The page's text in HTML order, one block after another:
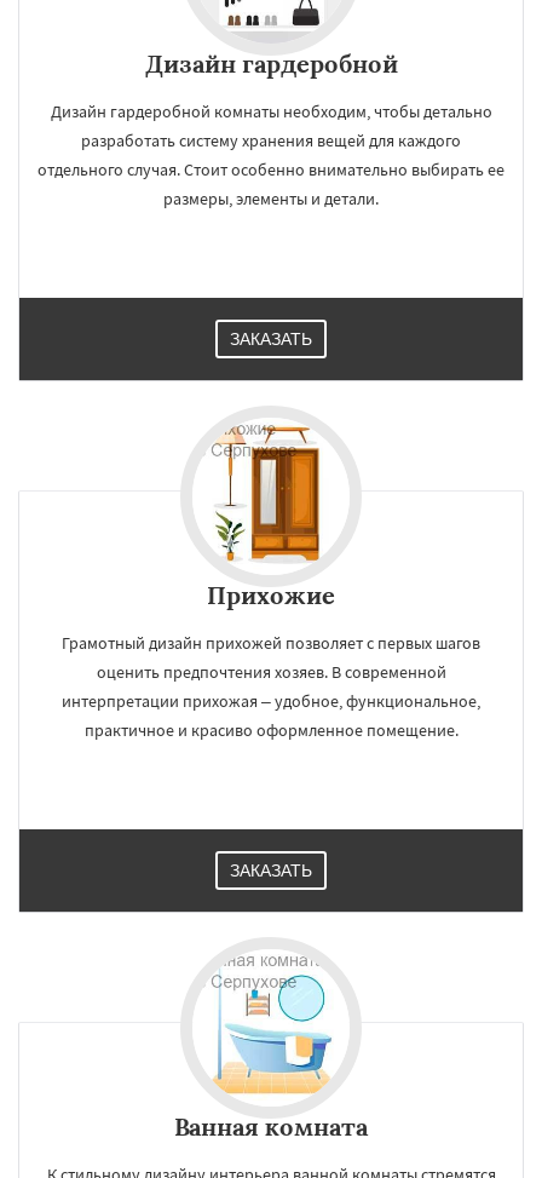
Дизайн гардеробной
Дизайн гардеробной комнаты необходим, чтобы детально
разработать систему хранения вещей для каждого
отдельного случая. Стоит особенно внимательно выбирать ее
размеры, элементы и детали.
ЗАКАЗАТЬ
Прихожие
Грамотный дизайн прихожей позволяет с первых шагов
оценить предпочтения хозяев. В современной
интерпретации прихожая – удобное, функциональное,
практичное и красиво оформленное помещение.
ЗАКАЗАТЬ
Ванная комната